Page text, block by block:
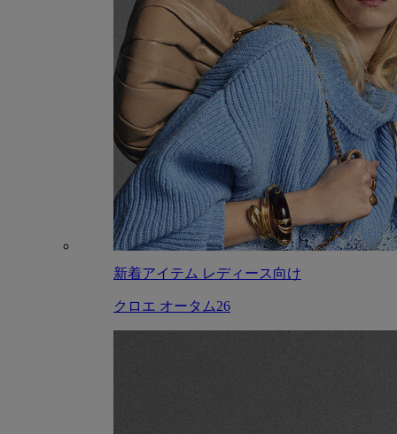
新着アイテム レディース向け
クロエ オータム26